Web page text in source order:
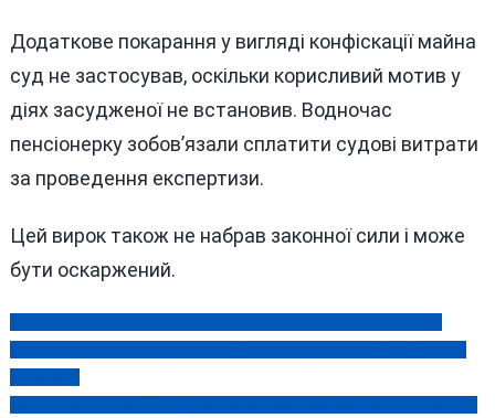
Додаткове покарання у вигляді конфіскації майна
суд не застосував, оскільки корисливий мотив у
діях засудженої не встановив. Водночас
пенсіонерку зобов’язали сплатити судові витрати
за проведення експертизи.
Цей вирок також не набрав законної сили і може
бути оскаржений.
Навігація
записів